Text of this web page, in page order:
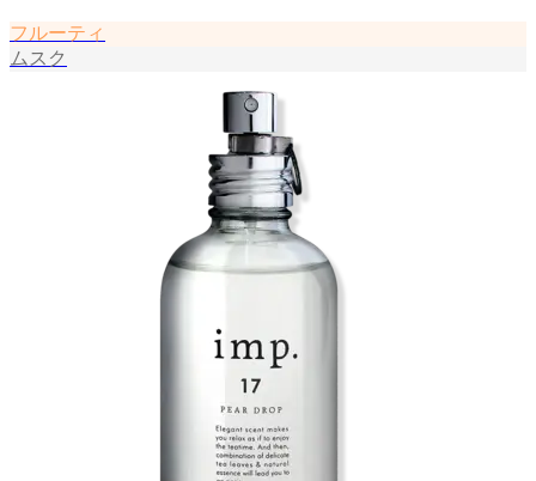
フルーティ
ムスク